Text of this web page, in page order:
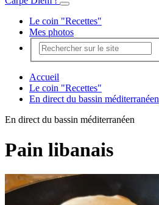
Le coin "Recettes"
Mes photos
Accueil
Le coin "Recettes"
En direct du bassin méditerranéen
En direct du bassin méditerranéen
Pain libanais